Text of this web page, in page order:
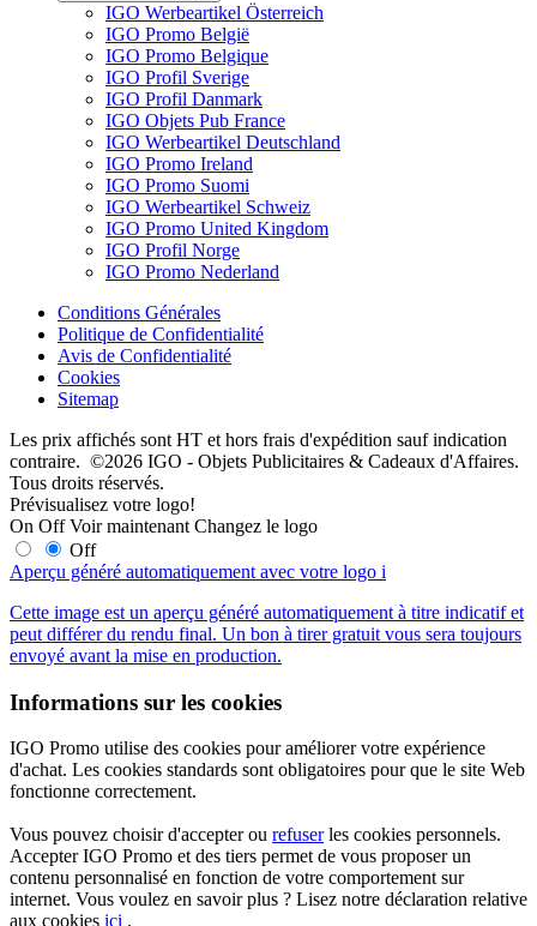
IGO Werbeartikel Österreich
IGO Promo België
IGO Promo Belgique
IGO Profil Sverige
IGO Profil Danmark
IGO Objets Pub France
IGO Werbeartikel Deutschland
IGO Promo Ireland
IGO Promo Suomi
IGO Werbeartikel Schweiz
IGO Promo United Kingdom
IGO Profil Norge
IGO Promo Nederland
Conditions Générales
Politique de Confidentialité
Avis de Confidentialité
Cookies
Sitemap
Les prix affichés sont HT et hors frais d'expédition sauf indication
contraire. ©2026 IGO - Objets Publicitaires & Cadeaux d'Affaires.
Tous droits réservés.
Prévisualisez votre logo!
On Off Voir maintenant Changez le logo
Off
Aperçu généré automatiquement avec votre logo i
Cette image est un aperçu généré automatiquement à titre indicatif et
peut différer du rendu final. Un bon à tirer gratuit vous sera toujours
envoyé avant la mise en production.
Informations sur les cookies
IGO Promo utilise des cookies pour améliorer votre expérience
d'achat. Les cookies standards sont obligatoires pour que le site Web
fonctionne correctement.
Vous pouvez choisir d'accepter ou refuserles cookies personnels.
Accepter IGO Promo et des tiers permet de vous proposer un
contenu personnalisé en fonction de votre comportement sur
internet. Vous voulez en savoir plus ? Lisez notre déclaration relative
aux cookies ici .